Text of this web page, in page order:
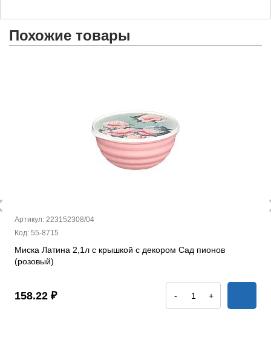
Похожие товары
Артикул: 223152308/04
Код: 55-8715
Миска Латина 2,1л с крышкой с декором Сад пионов
(розовый)
158.22 ₽ - +